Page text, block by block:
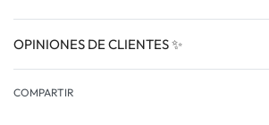
OPINIONES DE CLIENTES ✨
COMPARTIR